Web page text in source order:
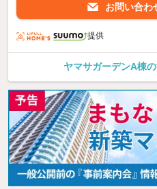
お問い合わ
提供
ヤマサガーデンA棟